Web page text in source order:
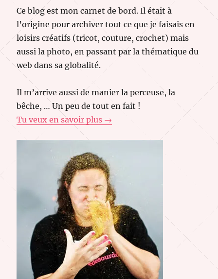
Ce blog est mon carnet de bord. Il était à
l’origine pour archiver tout ce que je faisais en
loisirs créatifs (tricot, couture, crochet) mais
aussi la photo, en passant par la thématique du
web dans sa globalité.
Il m’arrive aussi de manier la perceuse, la
bêche, … Un peu de tout en fait !
Tu veux en savoir plus →